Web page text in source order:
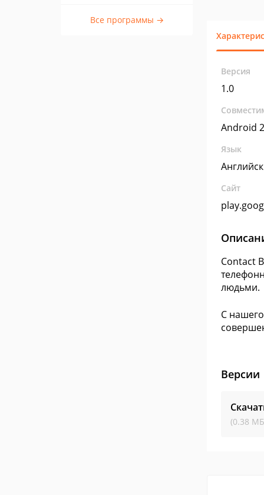
Все программы →
Версия
1.0
Android
Язык
Сайт
Contact
людьми.
С
Версии
(0.38